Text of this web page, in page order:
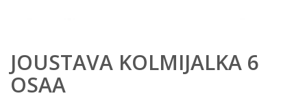
JOUSTAVA KOLMIJALKA 6
OSAA